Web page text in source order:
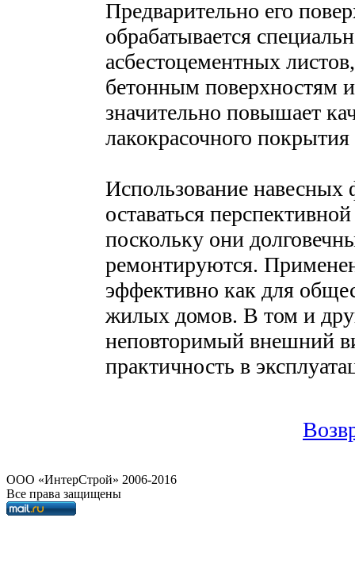
Предварительно его
обрабатывается
асбестоцементных
бетонным поверхностям
значительно повышает
лакокрасочного
Использование навесных
оставаться
поскольку они
ремонтируются.
эффективно как для
жилых домов. В том и
неповторимый внешний
практичность в
OOO «ИнтерСтрой» 2006-2016
Все права защищены